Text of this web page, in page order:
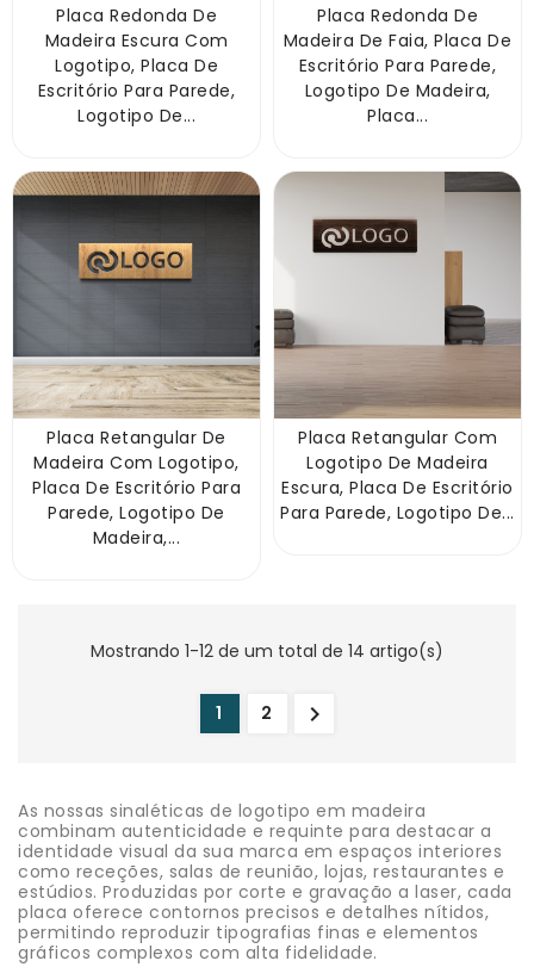
Placa Redonda De
Madeira Escura Com
Logotipo, Placa De
Escritório Para Parede,
Logotipo De...
Placa Redonda De
Madeira De Faia, Placa De
Escritório Para Parede,
Logotipo De Madeira,
Placa...
Placa Retangular De
Madeira Com Logotipo,
Placa De Escritório Para
Parede, Logotipo De
Madeira,...
Placa Retangular Com
Logotipo De Madeira
Escura, Placa De Escritório
Para Parede, Logotipo De...
Mostrando 1-12 de um total de 14 artigo(s)
1 2 
As nossas sinaléticas de logotipo em madeira
combinam autenticidade e requinte para destacar a
identidade visual da sua marca em espaços interiores
como receções, salas de reunião, lojas, restaurantes e
estúdios. Produzidas por corte e gravação a laser, cada
placa oferece contornos precisos e detalhes nítidos,
permitindo reproduzir tipografias finas e elementos
gráficos complexos com alta fidelidade.